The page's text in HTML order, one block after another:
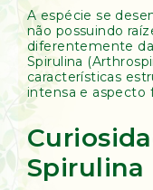
A espécie se
não possuindo
diferentemente
Spirulina
características
intensa e aspecto
Spirulina